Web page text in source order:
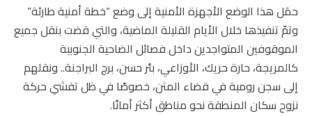
حمَل هذا الوضع الأجهزة الأمنية إلى وضع “خطة أمنية طارئة”
وتمّ تنفيذها خلال الأيام القليلة الماضية، والتي قضت بنقل جميع
الموقوفين المتواجدين داخل فصائل الضاحية الجنوبية
كالمريجة، حارة حريك، الأوزاعي، بئر حسن، برج البراجنة.. ونقلهم
إلى سجن رومية في قضاء المتن، خصوصًا في ظل تفشي حركة
نزوح سكان المنطقة نحو مناطق أكثر أمانًا.